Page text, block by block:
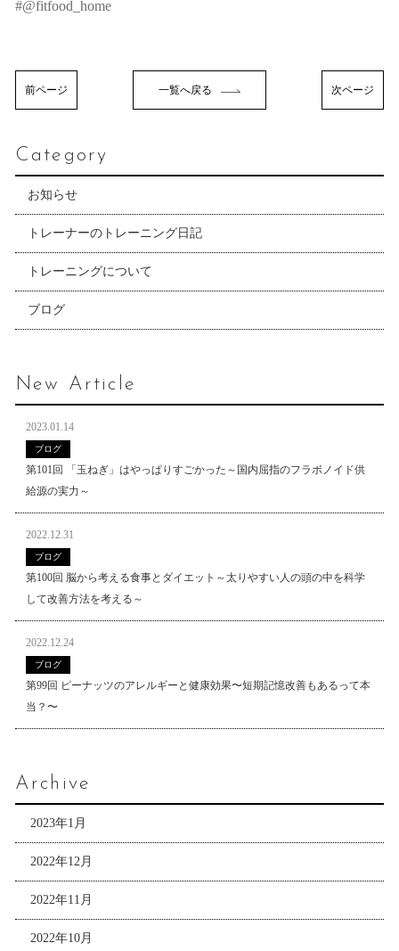
#@fitfood_home
前ページ 一覧へ戻る 次ページ
Category
お知らせ
トレーナーのトレーニング日記
トレーニングについて
ブログ
New Article
2023.01.14
ブログ
第101回 「玉ねぎ」はやっぱりすごかった～国内屈指のフラボノイド供
給源の実力～
2022.12.31
ブログ
第100回 脳から考える食事とダイエット～太りやすい人の頭の中を科学
して改善方法を考える～
2022.12.24
ブログ
第99回 ピーナッツのアレルギーと健康効果〜短期記憶改善もあるって本
当？〜
Archive
2023年1月
2022年12月
2022年11月
2022年10月